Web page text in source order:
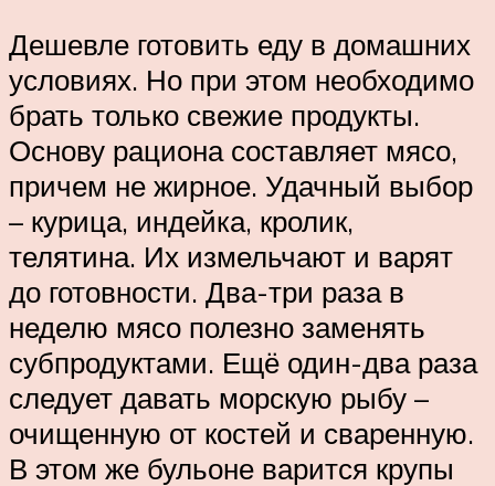
Дешевле готовить еду в домашних
условиях. Но при этом необходимо
брать только свежие продукты.
Основу рациона составляет мясо,
причем не жирное. Удачный выбор
– курица, индейка, кролик,
телятина. Их измельчают и варят
до готовности. Два-три раза в
неделю мясо полезно заменять
субпродуктами. Ещё один-два раза
следует давать морскую рыбу –
очищенную от костей и сваренную.
В этом же бульоне варится крупы